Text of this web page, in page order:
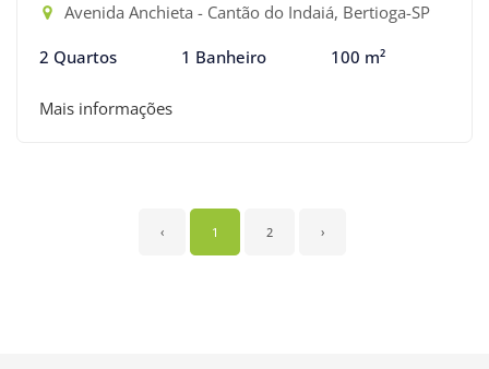
Avenida Anchieta - Cantão do Indaiá, Bertioga-SP
2 Quartos 1 Banheiro 100 m²
Mais informações
‹ 1 2 ›